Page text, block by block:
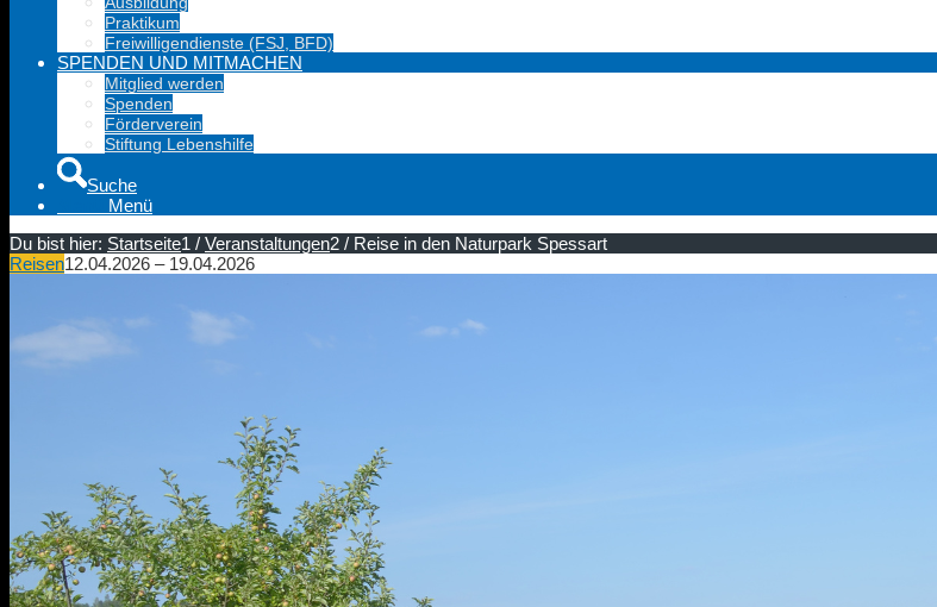
Praktikum
Freiwilligendienste (FSJ, BFD)
SPENDEN UND MITMACHEN
Mitglied werden
Spenden
Förderverein
Stiftung Lebenshilfe
Suche
Menü
Du bist hier: Startseite1 / Veranstaltungen2 / Reise in den Naturpark Spessart
Reisen12.04.2026 – 19.04.2026